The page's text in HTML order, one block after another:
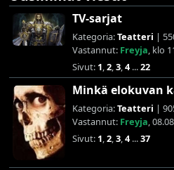
TV-sarjat
Kategoria:Teatteri |
Vastannut: Freyja , klo
Sivut: 1 ,2 ,3 ,4...22
Minkä elokuvan
Kategoria:Teatteri |
Vastannut: Freyja ,
Sivut: 1 ,2 ,3 ,4...37